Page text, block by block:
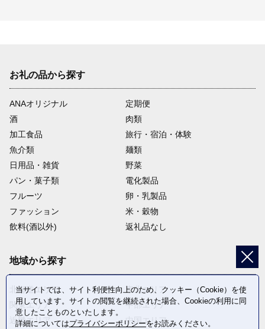
お礼の品から探す
ANAオリジナル
定期便
酒
肉類
加工食品
旅行・宿泊・体験
魚介類
麺類
日用品・雑貨
野菜
パン・菓子類
電化製品
フルーツ
卵・乳製品
ファッション
米・穀物
飲料(酒以外)
返礼品なし
地域から探す
北海道エリア
関東エリア
近畿エリア
東北エリア
中部エリア
中国エリア
当サイトでは、サイト利便性向上のため、クッキー（Cookie）を使
用しています。サイトの閲覧を継続された場合、Cookieの利用に同
意したことものといたします。
詳細についてはプライバシーポリシーをお読みください。